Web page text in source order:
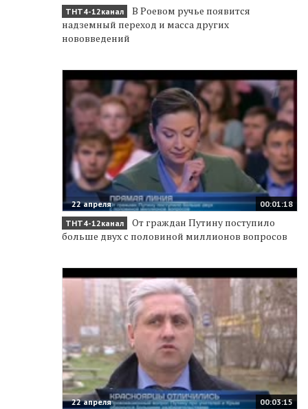
ТНТ4-12канал
В Роевом ручье появится
надземный переход и масса других
нововведений
00:01:18
22 апреля
ТНТ4-12канал
От граждан Путину поступило
больше двух с половиной миллионов вопросов
00:03:15
22 апреля